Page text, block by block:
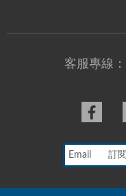
客服專線：
Email